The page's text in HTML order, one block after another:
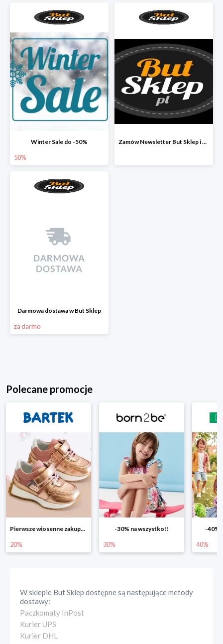
Winter Sale do -50%
50%
Zamów Newsletter But Sklep i odbierz 33 zł
Darmowa dostawa w But Sklep
za darmo
Polecane promocje
Pierwsze wiosenne zakupy -20%
20%
-30% na wszystko!!
30%
-40%
40%
W sklepie But Sklep dostępne są następujące metody
dostawy:
Paczkomaty InPost
Kurier UPS
Kurier DHL